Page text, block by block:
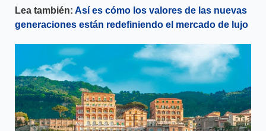
Lea también: Así es cómo los valores de las nuevas
generaciones están redefiniendo el mercado de lujo